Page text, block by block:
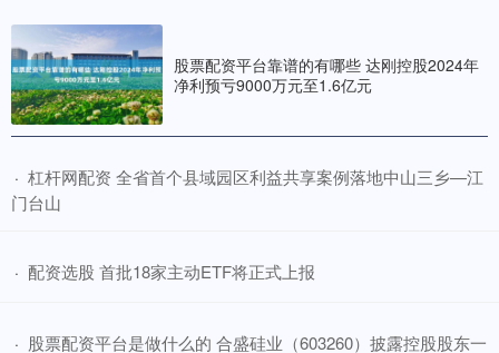
股票配资平台靠谱的有哪些 达刚控股2024年
净利预亏9000万元至1.6亿元
· ​杠杆网配资 全省首个县域园区利益共享案例落地中山三乡—江
门台山
· ​配资选股 首批18家主动ETF将正式上报
· ​股票配资平台是做什么的 合盛硅业（603260）披露控股股东一